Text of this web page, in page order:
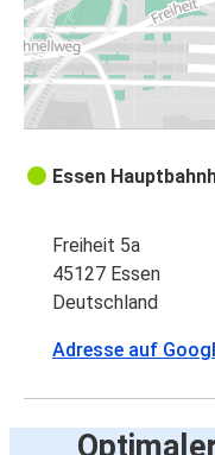
Essen
Freiheit 5a
45127 Essen
Deutschland
Adresse auf